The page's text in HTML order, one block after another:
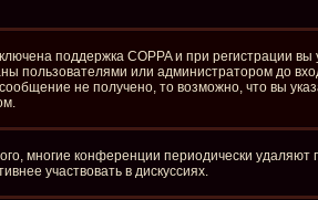
поддержка COPPA и при регистрации
пользователями или администратором до
не получено, то возможно, что вы
многие конференции периодически
участвовать в дискуссиях.